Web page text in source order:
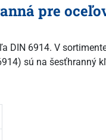
pre
DIN 6914. V
sú na šesťhranný